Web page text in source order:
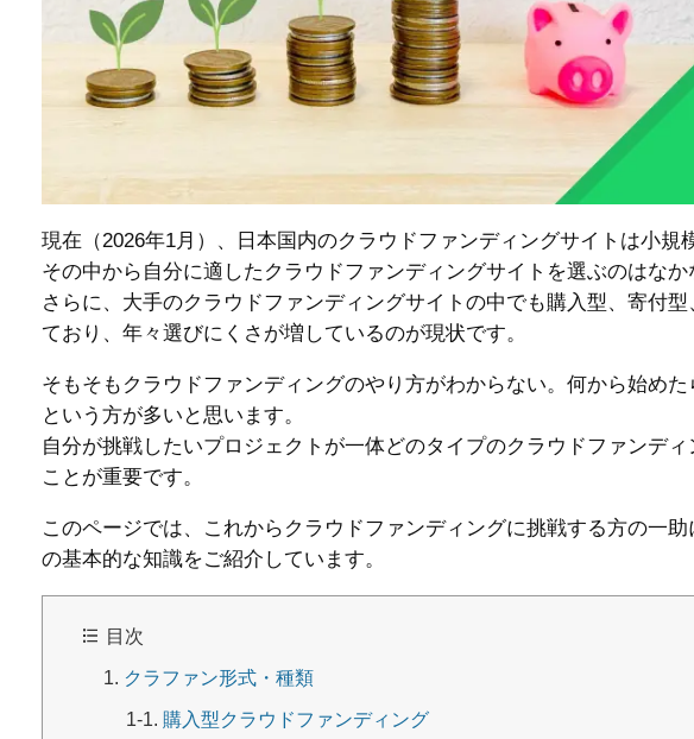
現在（2026年1月）、日本国内のクラウドファンディングサイトは小規
その中から自分に適したクラウドファンディングサイトを選ぶのはなか
さらに、大手のクラウドファンディングサイトの中でも購入型、寄付型
ており、年々選びにくさが増しているのが現状です。
そもそもクラウドファンディングのやり方がわからない。何から始めた
という方が多いと思います。
自分が挑戦したいプロジェクトが一体どのタイプのクラウドファンデ
ことが重要です。
このページでは、これからクラウドファンディングに挑戦する方の一
の基本的な知識をご紹介しています。
目次
クラファン形式・種類
購入型クラウドファンディング